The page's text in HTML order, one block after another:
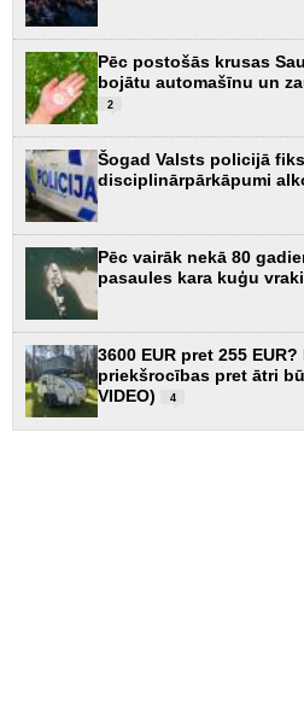
Pēc postošās krusas
bojātu automašīnu un
2
Šogad Valsts policijā
disciplinārpārkāpumi
Pēc vairāk nekā 80
pasaules kara kuģu vraki
3600 EUR pret 255
priekšrocības pret ātri
VIDEO)
4